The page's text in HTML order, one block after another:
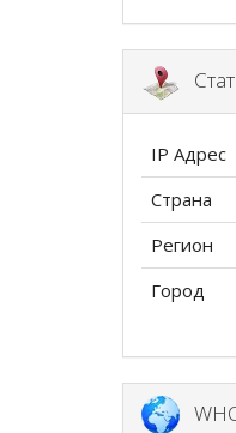
IP Адрес
Страна
Регион
Город